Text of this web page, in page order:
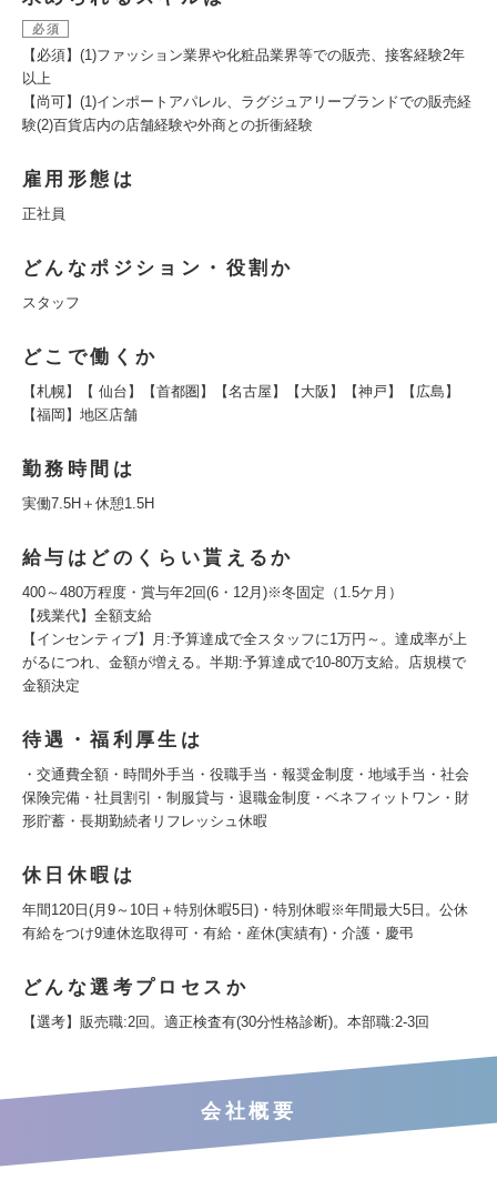
必須
【必須】(1)ファッション業界や化粧品業界等での販売、接客経験2年
以上
【尚可】(1)インポートアパレル、ラグジュアリーブランドでの販売経
験(2)百貨店内の店舗経験や外商との折衝経験
雇用形態は
正社員
どんなポジション・役割か
スタッフ
どこで働くか
【札幌】【 仙台】【首都圏】【名古屋】【大阪】【神戸】【広島】
【福岡】地区店舗
勤務時間は
実働7.5H＋休憩1.5H
給与はどのくらい貰えるか
400～480万程度・賞与年2回(6・12月)※冬固定（1.5ケ月）
【残業代】全額支給
【インセンティブ】月:予算達成で全スタッフに1万円～。達成率が上
がるにつれ、金額が増える。半期:予算達成で10-80万支給。店規模で
金額決定
待遇・福利厚生は
・交通費全額・時間外手当・役職手当・報奨金制度・地域手当・社会
保険完備・社員割引・制服貸与・退職金制度・ベネフィットワン・財
形貯蓄・長期勤続者リフレッシュ休暇
休日休暇は
年間120日(月9～10日＋特別休暇5日)・特別休暇※年間最大5日。公休
有給をつけ9連休迄取得可・有給・産休(実績有)・介護・慶弔
どんな選考プロセスか
【選考】販売職:2回。適正検査有(30分性格診断)。本部職:2-3回
会社概要